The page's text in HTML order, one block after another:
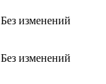
Без изменений
Без изменений